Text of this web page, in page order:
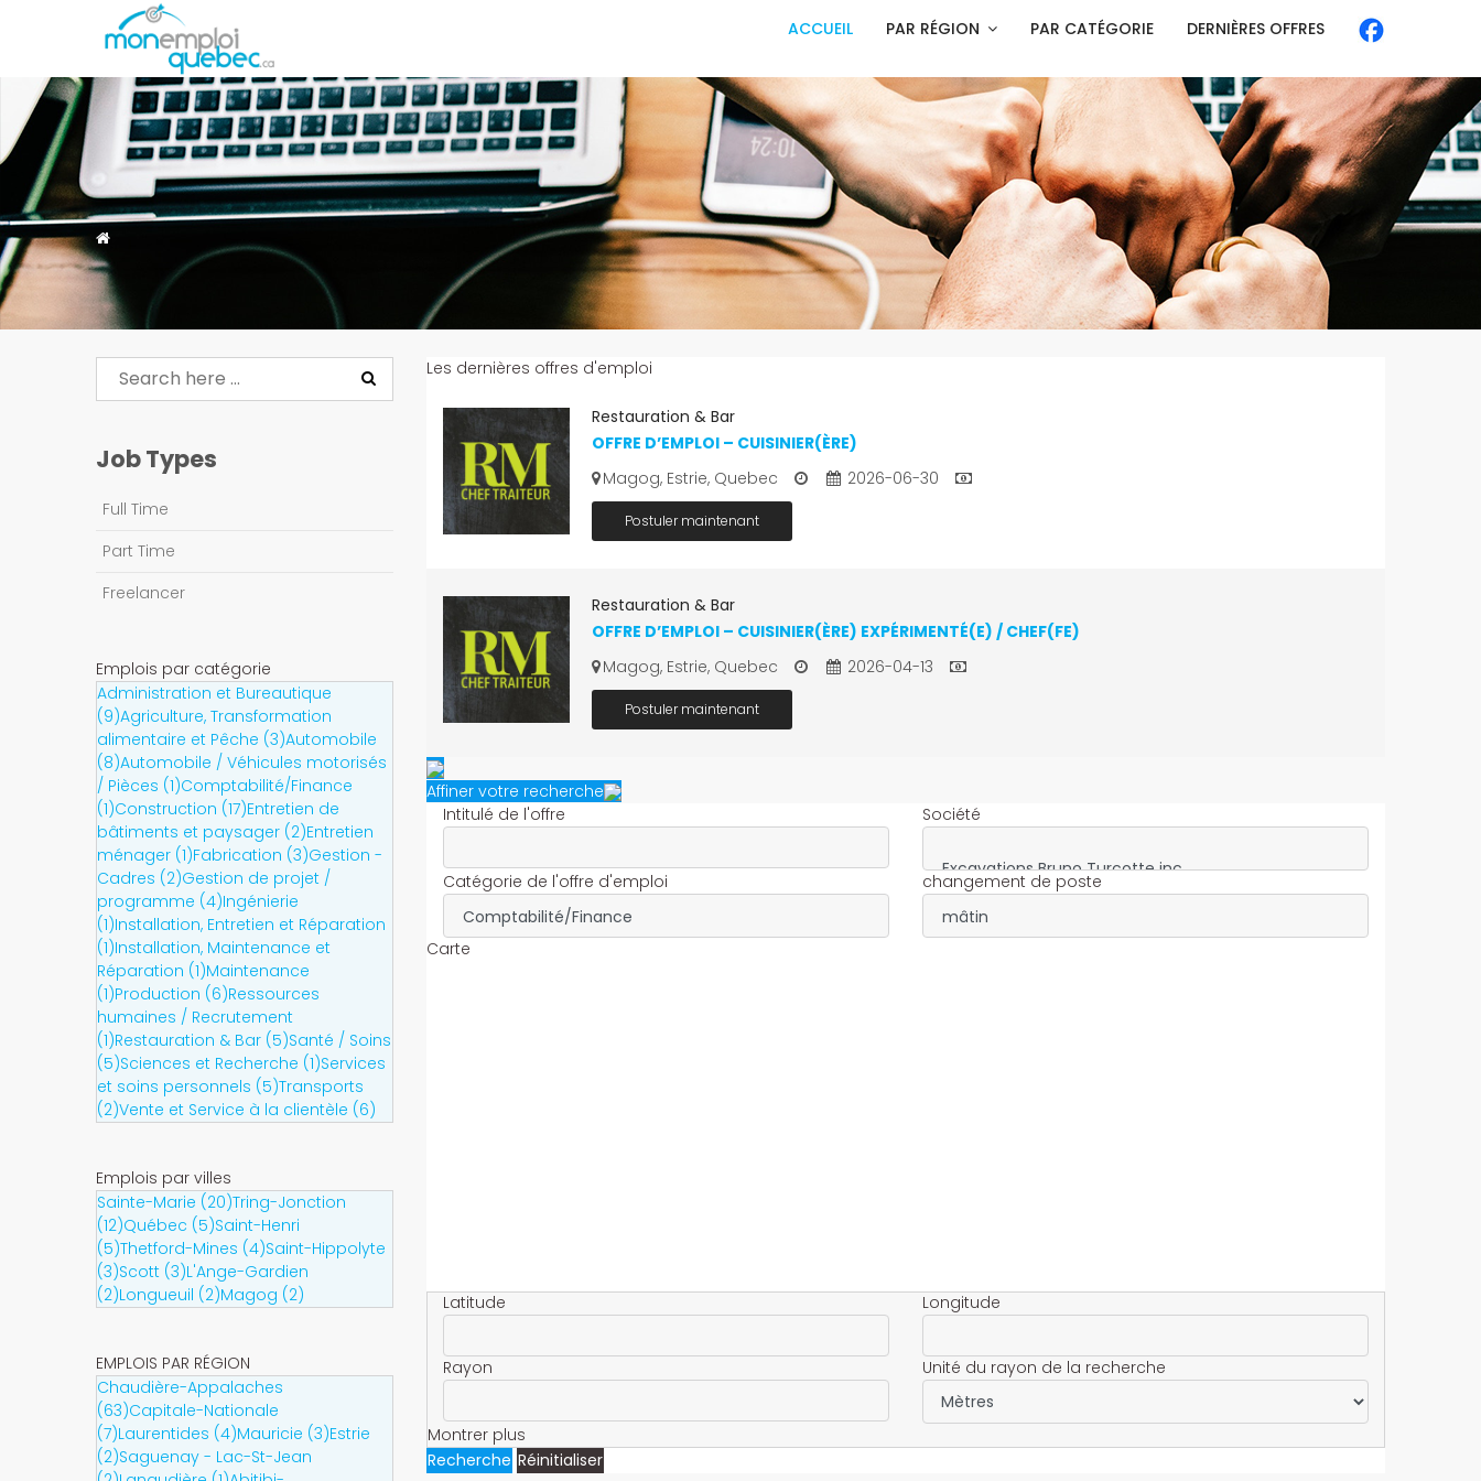
ACCUEIL PAR RÉGION PAR CATÉGORIE DERNIÈRES OFFRES
Job Types
Full Time
Part Time
Freelancer
Emplois par catégorie
Administration et Bureautique
(9)Agriculture, Transformation
alimentaire et Pêche (3)Automobile
(8)Automobile / Véhicules motorisés
/ Pièces (1)Comptabilité/Finance
(1)Construction (17)Entretien de
bâtiments et paysager (2)Entretien
ménager (1)Fabrication (3)Gestion -
Cadres (2)Gestion de projet /
programme (4)Ingénierie
(1)Installation, Entretien et Réparation
(1)Installation, Maintenance et
Réparation (1)Maintenance
(1)Production (6)Ressources
humaines / Recrutement
(1)Restauration & Bar (5)Santé / Soins
(5)Sciences et Recherche (1)Services
et soins personnels (5)Transports
(2)Vente et Service à la clientèle (6)
Emplois par villes
Sainte-Marie (20)Tring-Jonction
(12)Québec (5)Saint-Henri
(5)Thetford-Mines (4)Saint-Hippolyte
(3)Scott (3)L'Ange-Gardien
(2)Longueuil (2)Magog (2)
EMPLOIS PAR RÉGION
Chaudière-Appalaches
(63)Capitale-Nationale
(7)Laurentides (4)Mauricie (3)Estrie
(2)Saguenay - Lac-St-Jean
Les dernières offres d'emploi
Restauration & Bar
OFFRE D’EMPLOI – CUISINIER(ÈRE)
Magog, Estrie, Quebec
2026-06-30
Postuler maintenant
Restauration & Bar
OFFRE D’EMPLOI – CUISINIER(ÈRE) EXPÉRIMENTÉ(E) / CHEF(FE)
Magog, Estrie, Quebec
2026-04-13
Postuler maintenant
Affiner votre recherche
Intitulé de l'offre
Société
Catégorie de l'offre d'emploi changement de poste
Carte
Latitude Longitude
Rayon Unité du rayon de la recherche
Montrer plus
Recherche Réinitialiser